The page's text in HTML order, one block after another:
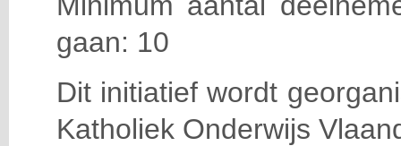
gaan: 10
Dit initiatief wordt
Katholiek Onderwijs